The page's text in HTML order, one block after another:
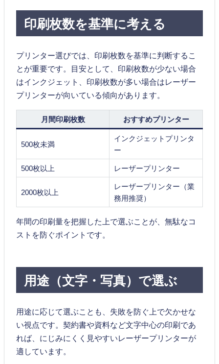
印刷枚数を基準に考える
プリンター選びでは、印刷枚数を基準に判断するこ
とが重要です。目安として、印刷枚数が少ない場合
はインクジェット、印刷枚数が多い場合はレーザー
プリンターが向いている傾向があります。
月間印刷枚数 おすすめプリンター
500枚未満
インクジェットプリンタ
ー
500枚以上 レーザープリンター
2000枚以上
レーザープリンター（業
務用推奨）
年間の印刷量を把握した上で選ぶことが、無駄なコ
ストを防ぐポイントです。
用途（文字・写真）で選ぶ
用途に応じて選ぶことも、失敗を防ぐ上で欠かせな
い視点です。契約書や資料など文字中心の印刷であ
れば、にじみにくく見やすいレーザープリンターが
適しています。